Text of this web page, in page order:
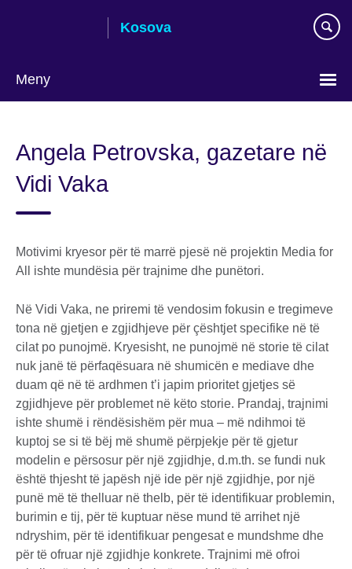
Kosova
Meny
language
Angela Petrovska, gazetare në
Vidi Vaka
Motivimi kryesor për të marrë pjesë në projektin Media for
All ishte mundësia për trajnime dhe punëtori.
Në Vidi Vaka, ne priremi të vendosim fokusin e tregimeve
tona në gjetjen e zgjidhjeve për çështjet specifike në të
cilat po punojmë. Kryesisht, ne punojmë në storie të cilat
nuk janë të përfaqësuara në shumicën e mediave dhe
duam që në të ardhmen t’i japim prioritet gjetjes së
zgjidhjeve për problemet në këto storie. Prandaj, trajnimi
ishte shumë i rëndësishëm për mua – më ndihmoi të
kuptoj se si të bëj më shumë përpjekje për të gjetur
modelin e përsosur për një zgjidhje, d.m.th. se fundi nuk
është thjesht të japësh një ide për një zgjidhje, por një
punë më të thelluar në thelb, për të identifikuar problemin,
burimin e tij, për të kuptuar nëse mund të arrihet një
ndryshim, për të identifikuar pengesat e mundshme dhe
për të ofruar një zgjidhje konkrete. Trajnimi më ofroi